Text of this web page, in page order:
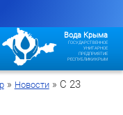
Вода Крыма
ГОСУДАРСТВЕННОЕ
УНИТАРНОЕ
ПРЕДПРИЯТИЕ
РЕСПУБЛИКИ КРЫМ
» Новости» С 23